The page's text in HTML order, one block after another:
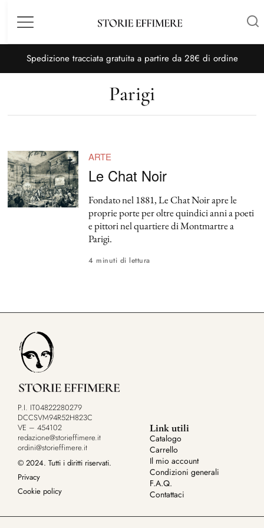
Menù
Spedizione tracciata gratuita a partire da 28€ di ordine
Parigi
ARTE
Le Chat Noir
Fondato nel 1881, Le Chat Noir apre le
proprie porte per oltre quindici anni a poeti
e pittori nel quartiere di Montmartre a
Parigi.
4 minuti di lettura
P.I. IT04822280279
DCCSVM94R52H823C
VE – 454102
redazione@storieffimere.it
ordini@storieffimere.it
© 2024. Tutti i diritti riservati.
Privacy
Cookie policy
Link utili
Catalogo
Carrello
Il mio account
Condizioni generali
F.A.Q.
Contattaci